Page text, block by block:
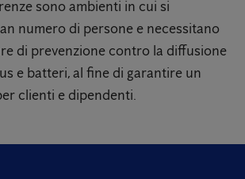
sono ambienti in cui si
numero di persone e necessitano
di prevenzione contro la diffusione
e batteri, al fine di garantire un
clienti e dipendenti.